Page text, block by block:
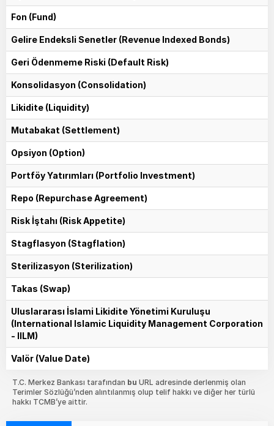
Fon (Fund)
Gelire Endeksli Senetler (Revenue Indexed Bonds)
Geri Ödenmeme Riski (Default Risk)
Konsolidasyon (Consolidation)
Likidite (Liquidity)
Mutabakat (Settlement)
Opsiyon (Option)
Portföy Yatırımları (Portfolio Investment)
Repo (Repurchase Agreement)
Risk İştahı (Risk Appetite)
Stagflasyon (Stagflation)
Sterilizasyon (Sterilization)
Takas (Swap)
Uluslararası İslami Likidite Yönetimi Kuruluşu
(International Islamic Liquidity Management Corporation
- IILM)
Valör (Value Date)
T.C. Merkez Bankası tarafından bu URL adresinde derlenmiş olan
Terimler Sözlüğü’nden alıntılanmış olup telif hakkı ve diğer her türlü
hakkı TCMB’ye aittir.